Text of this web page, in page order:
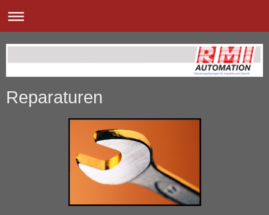
Reparaturen